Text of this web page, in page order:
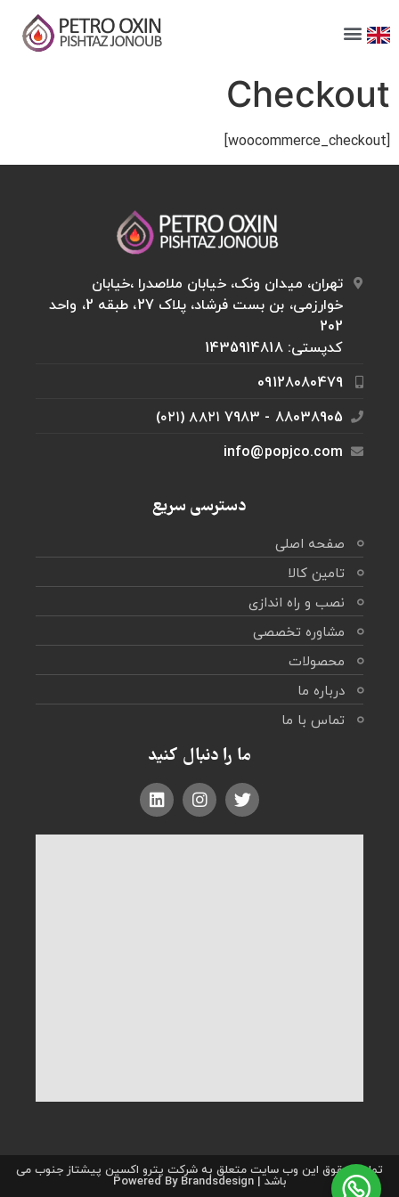
Checkout
[woocommerce_checkout]
تهران، میدان ونک، خیابان ملاصدرا ،خيابان
خوارزمی، بن بست فرشاد، پلاک 27، طبقه 2، واحد
202
کدپستی: 1435914818
09128080479
88038905 - 7983 ۸۸۲۱ (۰۲۱)
info@popjco.com
دسترسی سریع
صفحه اصلی
تامین کالا
نصب و راه اندازی
مشاوره تخصصی
محصولات
درباره ما
تماس با ما
ما را دنبال کنید
تمامی حقوق این وب سایت متعلق به شرکت پترو اکسین پیشتاز جنوب می
باشد | Powered By Brandsdesign